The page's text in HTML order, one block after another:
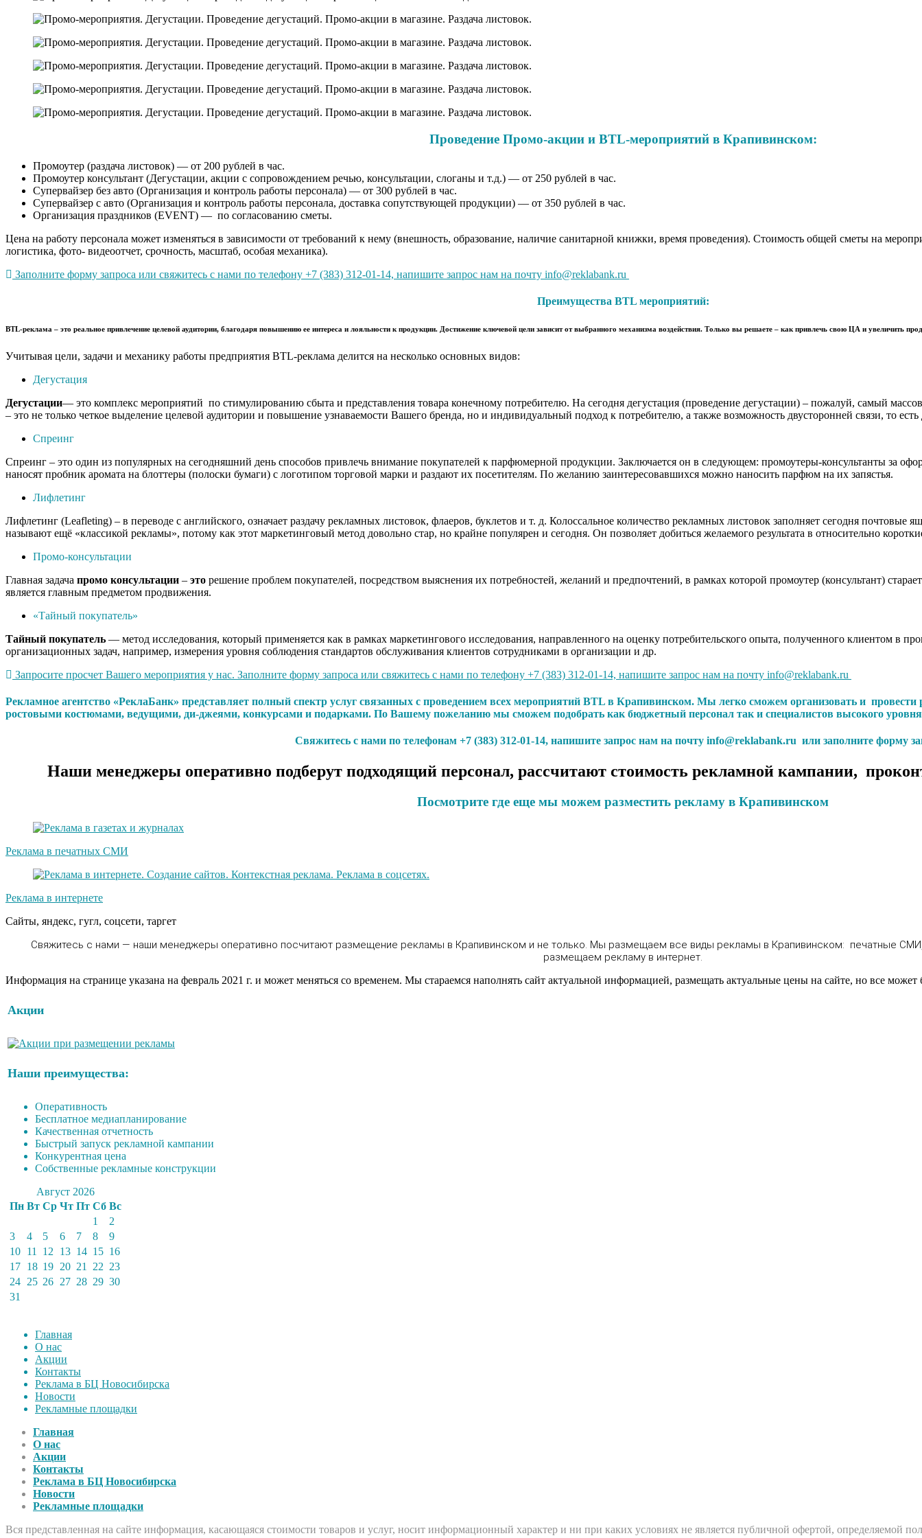
Проведение Промо-акции и BTL-мероприятий в Крапивинском:
Промоутер (раздача листовок) — от 200 рублей в час.
Промоутер консультант (Дегустации, акции с сопровождением речью, консультации, слоганы и т.д.) — от 250 рублей в час.
Супервайзер без авто (Организация и контроль работы персонала) — от 300 рублей в час.
Супервайзер с авто (Организация и контроль работы персонала, доставка сопутствующей продукции) — от 350 рублей в час.
Организация праздников (EVENT) — по согласованию сметы.
Цена на работу персонала может изменяться в зависимости от требований к нему (внешность, образование, наличие санитарной книжки, время проведения). Стоимость общей сметы на
логистика, фото- видеоотчет, срочность, масштаб, особая механика).
Заполните форму запроса или свяжитесь с нами по телефону +7 (383) 312-01-14, напишите запрос нам на почту info@reklabank.ru
Преимущества BTL мероприятий:
BTL-реклама – это реальное привлечение целевой аудитории, благодаря повышению ее интереса и лояльности к продукции. Достижение ключевой цели зависит от выбранного механизма воздействия. Только вы решаете – как привлечь свою ЦА и увеличить
Учитывая цели, задачи и механику работы предприятия BTL-реклама делится на несколько основных видов:
Дегустация
Дегустации— это комплекс мероприятий по стимулированию сбыта и представления товара конечному потребителю. На сегодня дегустация (проведение дегустации) – пожалуй, самый
– это не только четкое выделение целевой аудитории и повышение узнаваемости Вашего бренда, но и индивидуальный подход к потребителю, а также возможность двусторонней связи, то есть
Спреинг
Спреинг – это один из популярных на сегодняшний день способов привлечь внимание покупателей к парфюмерной продукции. Заключается он в следующем: промоутеры-консультанты за
наносят пробник аромата на блоттеры (полоски бумаги) с логотипом торговой марки и раздают их посетителям. По желанию заинтересовавшихся можно наносить парфюм на их запястья.
Лифлетинг
Лифлетинг (Leafleting) – в переводе с английского, означает раздачу рекламных листовок, флаеров, буклетов и т. д. Колоссальное количество рекламных листовок заполняет сегодня
называют ещё «классикой рекламы», потому как этот маркетинговый метод довольно стар, но крайне популярен и сегодня. Он позволяет добиться желаемого результата в относительно
Промо-консультации
Главная задача промо консультации – это решение проблем покупателей, посредством выяснения их потребностей, желаний и предпочтений, в рамках которой промоутер (консультант)
является главным предметом продвижения.
«Тайный покупатель»
Тайный покупатель — метод исследования, который применяется как в рамках маркетингового исследования, направленного на оценку потребительского опыта, полученного клиентом в
организационных задач, например, измерения уровня соблюдения стандартов обслуживания клиентов сотрудниками в организации и др.
Запросите просчет Вашего мероприятия у нас. Заполните форму запроса или свяжитесь с нами по телефону +7 (383) 312-01-14, напишите запрос нам на почту info@reklabank.ru
Рекламное агентство «РеклаБанк» представляет полный спектр услуг связанных с проведением всех мероприятий BTL в Крапивинском. Мы легко сможем организовать и
ростовыми костюмами, ведущими, ди-джеями, конкурсами и подарками. По Вашему пожеланию мы сможем подобрать как бюджетный персонал так и специалистов высокого
Свяжитесь с нами по телефонам +7 (383) 312-01-14, напишите запрос нам на почту info@reklabank.ru или заполните форму
Наши менеджеры оперативно подберут подходящий персонал, рассчитают стоимость рекламной кампании,
Посмотрите где еще мы можем разместить рекламу в Крапивинском
Реклама в печатных СМИ
Реклама в интернете
Сайты, яндекс, гугл, соцсети, таргет
Свяжитесь с нами — наши менеджеры оперативно посчитают размещение рекламы в Крапивинском и не только. Мы размещаем все виды рекламы в Крапивинском: печатные
размещаем рекламу в интернет.
Информация на странице указана на февраль 2021 г. и может меняться со временем. Мы стараемся наполнять сайт актуальной информацией, размещать актуальные цены на сайте, но все
Акции
Наши преимущества:
Оперативность
Бесплатное медиапланирование
Качественная отчетность
Быстрый запуск рекламной кампании
Конкурентная цена
Собственные рекламные конструкции
Август 2026
Пн Вт Ср Чт Пт Сб Вс
1
2
3
4 5 6 7 8
9
10 11 12 13 14 15 16
17 18 19 20 21 22 23
24 25 26 27 28 29 30
31
Главная
О нас
Акции
Контакты
Реклама в БЦ Новосибирска
Новости
Рекламные площадки
Главная
О нас
Акции
Контакты
Реклама в БЦ Новосибирска
Новости
Рекламные площадки
Вся представленная на сайте информация, касающаяся стоимости товаров и услуг, носит информационный характер и ни при каких условиях не является публичной офертой, определяемой